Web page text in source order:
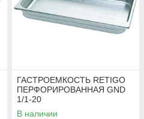
ГАСТРОЕМКОСТЬ RETIGO
ПЕРФОРИРОВАННАЯ GND
1/1-20
В наличии